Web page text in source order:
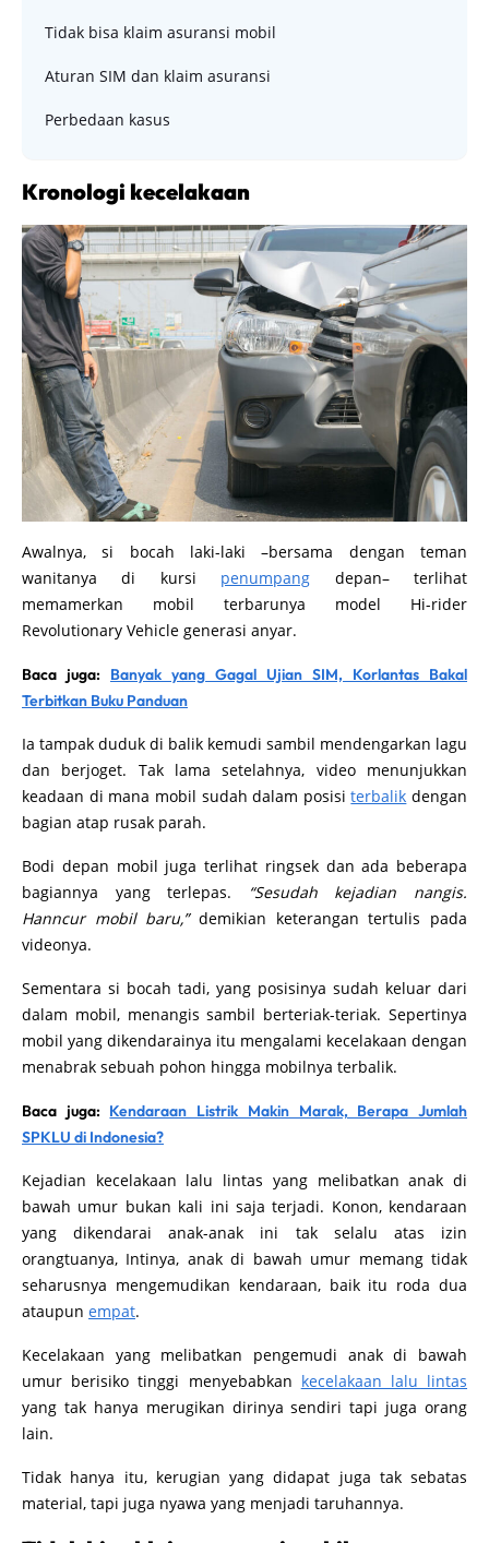
Tidak bisa klaim asuransi mobil
Aturan SIM dan klaim asuransi
Perbedaan kasus
Kronologi kecelakaan
Awalnya, si bocah laki-laki –bersama dengan teman
wanitanya di kursi penumpang depan– terlihat
memamerkan mobil terbarunya model Hi-rider
Revolutionary Vehicle generasi anyar.
Baca juga: Banyak yang Gagal Ujian SIM, Korlantas Bakal
Terbitkan Buku Panduan
Ia tampak duduk di balik kemudi sambil mendengarkan lagu
dan berjoget. Tak lama setelahnya, video menunjukkan
keadaan di mana mobil sudah dalam posisiterbalik dengan
bagian atap rusak parah.
Bodi depan mobil juga terlihat ringsek dan ada beberapa
bagiannya yang terlepas.
“Sesudah kejadian nangis.
Hanncur mobil baru,”demikian keterangan tertulis pada
videonya.
Sementara si bocah tadi, yang posisinya sudah keluar dari
dalam mobil, menangis sambil berteriak-teriak. Sepertinya
mobil yang dikendarainya itu mengalami kecelakaan dengan
menabrak sebuah pohon hingga mobilnya terbalik.
Baca juga: Kendaraan Listrik Makin Marak, Berapa Jumlah
SPKLU di Indonesia?
Kejadian kecelakaan lalu lintas yang melibatkan anak di
bawah umur bukan kali ini saja terjadi. Konon, kendaraan
yang dikendarai anak-anak ini tak selalu atas izin
orangtuanya, Intinya, anak di bawah umur memang tidak
seharusnya mengemudikan kendaraan, baik itu roda dua
ataupun empat.
Kecelakaan yang melibatkan pengemudi anak di bawah
umur berisiko tinggi menyebabkan kecelakaan lalu lintas
yang tak hanya merugikan dirinya sendiri tapi juga orang
lain.
Tidak hanya itu, kerugian yang didapat juga tak sebatas
material, tapi juga nyawa yang menjadi taruhannya.